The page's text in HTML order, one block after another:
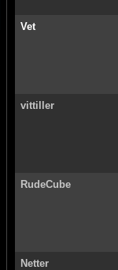
Vet
vittiller
RudeCube
Netter